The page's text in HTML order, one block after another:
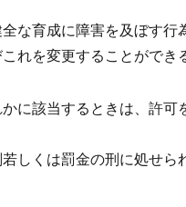
な育成に障害を及ぼす行
れを変更することができ
に該当するときは、許可
くは罰金の刑に処せら